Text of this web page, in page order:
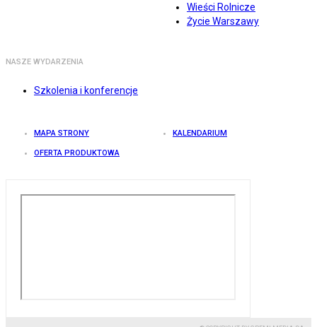
Wieści Rolnicze
Życie Warszawy
NASZE WYDARZENIA
Szkolenia i konferencje
MAPA STRONY KALENDARIUM
OFERTA PRODUKTOWA